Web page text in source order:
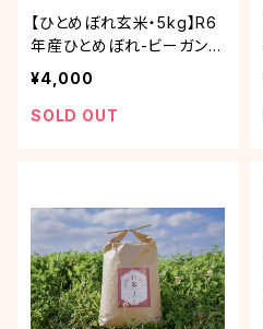
【ひとめぼれ玄米・5kg】R6
年産ひとめぼれ-ビーガンに
もおススメ
¥4,000
SOLD OUT